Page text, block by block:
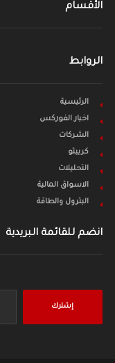
الأقسام
الروابط
الرئيسية
اخبار الفوركس
الشركات
كريبتو
التحليلات
الاسواق المالية
البترول والطاقة
انضم للقائمة البريدية
إشترك